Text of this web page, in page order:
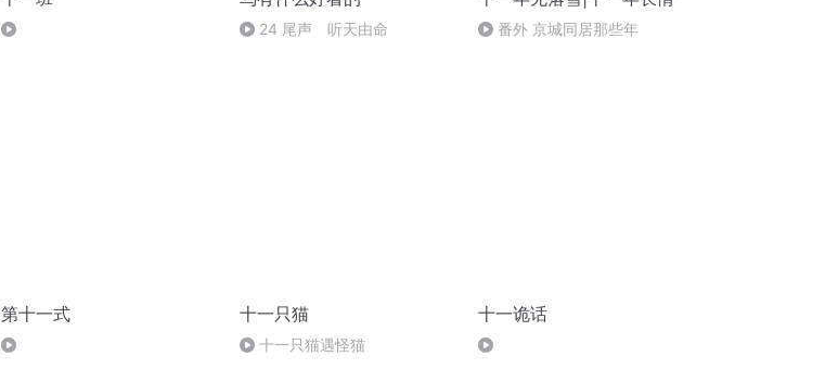
24 尾声 听天由命 番外 京城同居那些年
第十一式 十一只猫
十一只猫遇怪猫
十一诡话